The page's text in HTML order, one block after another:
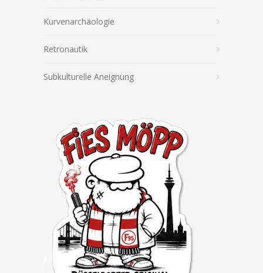
Kurvenarchäologie
Retronautik
Subkulturelle Aneignung